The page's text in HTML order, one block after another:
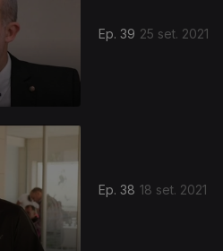
Ep. 39 25 set. 2021
Ep. 38 18 set. 2021